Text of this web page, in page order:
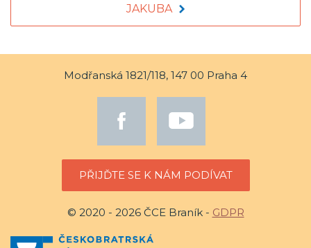
JAKUBA
Modřanská 1821/118, 147 00 Praha 4
PŘIJĎTE SE K NÁM PODÍVAT
© 2020 - 2026 ČCE Braník - GDPR